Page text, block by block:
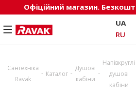
Офіційний магазин.
UA
RU
Сантехніка
Ravak
- Каталог -
Душові
кабіни
-
Напівкруглі
душові
кабіни